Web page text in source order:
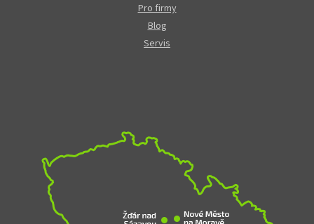
Pro firmy
Blog
Servis